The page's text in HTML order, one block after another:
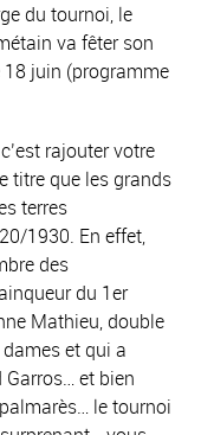
du tournoi, le
va fêter son
juin (programme
rajouter votre
titre que les grands
terres
1930. En effet,
des
du 1er
Mathieu, double
et qui a
et bien
le tournoi